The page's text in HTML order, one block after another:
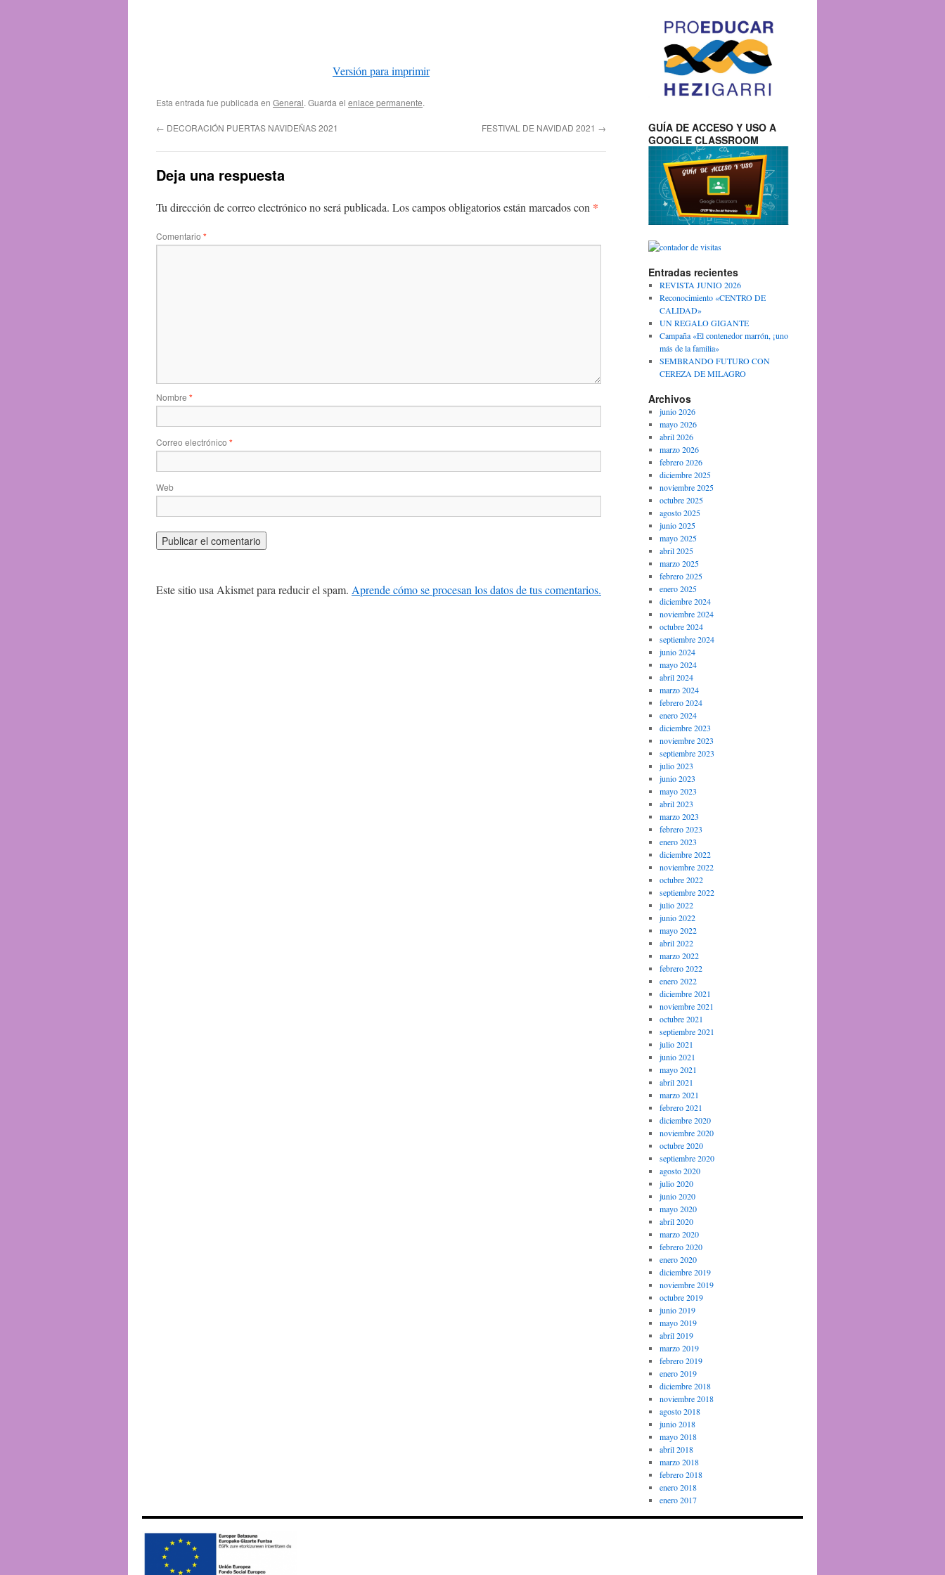
Versión para imprimir
Esta entrada fue publicada en General. Guarda el enlace permanente.
← DECORACIÓN PUERTAS NAVIDEÑAS 2021 FESTIVAL DE NAVIDAD 2021 →
Deja una respuesta
Tu dirección de correo electrónico no será publicada. Los campos obligatorios están marcados con *
Comentario *
Nombre *
Correo electrónico *
Web
Este sitio usa Akismet para reducir el spam. Aprende cómo se procesan los datos de tus comentarios.
GUÍA DE ACCESO Y USO A
GOOGLE CLASSROOM
Entradas recientes
REVISTA JUNIO 2026
Reconocimiento «CENTRO DE
CALIDAD»
UN REGALO GIGANTE
Campaña «El contenedor marrón, ¡uno
más de la familia»
SEMBRANDO FUTURO CON
CEREZA DE MILAGRO
Archivos
junio 2026
mayo 2026
abril 2026
marzo 2026
febrero 2026
diciembre 2025
noviembre 2025
octubre 2025
agosto 2025
junio 2025
mayo 2025
abril 2025
marzo 2025
febrero 2025
enero 2025
diciembre 2024
noviembre 2024
octubre 2024
septiembre 2024
junio 2024
mayo 2024
abril 2024
marzo 2024
febrero 2024
enero 2024
diciembre 2023
noviembre 2023
septiembre 2023
julio 2023
junio 2023
mayo 2023
abril 2023
marzo 2023
febrero 2023
enero 2023
diciembre 2022
noviembre 2022
octubre 2022
septiembre 2022
julio 2022
junio 2022
mayo 2022
abril 2022
marzo 2022
febrero 2022
enero 2022
diciembre 2021
noviembre 2021
octubre 2021
septiembre 2021
julio 2021
junio 2021
mayo 2021
abril 2021
marzo 2021
febrero 2021
diciembre 2020
noviembre 2020
octubre 2020
septiembre 2020
agosto 2020
julio 2020
junio 2020
mayo 2020
abril 2020
marzo 2020
febrero 2020
enero 2020
diciembre 2019
noviembre 2019
octubre 2019
junio 2019
mayo 2019
abril 2019
marzo 2019
febrero 2019
enero 2019
diciembre 2018
noviembre 2018
agosto 2018
junio 2018
mayo 2018
abril 2018
marzo 2018
febrero 2018
enero 2018
enero 2017